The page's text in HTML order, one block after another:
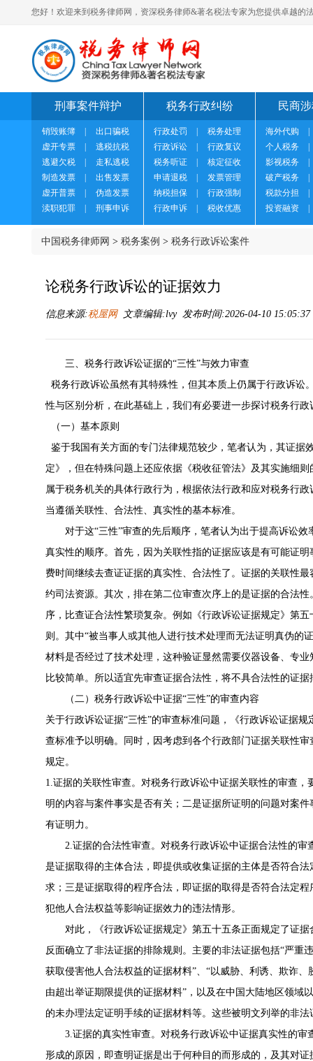
您好！欢迎来到税务律师网，资深税务律师&著名税法专家为您提供卓越的
刑事案件辩护
销毁账簿
出口骗税
虚开专票
逃税抗税
逃避欠税
走私逃税
制造发票
出售发票
虚开普票
伪造发票
渎职犯罪
刑事申诉
税务行政纠纷
行政处罚
税务处理
行政诉讼
行政复议
税务听证
核定征收
申请退税
发票管理
纳税担保
行政强制
行政申诉
税收优惠
民商
海外代购
个人税务
影视税务
破产税务
税款分担
投资融资
中国税务律师网 > 税务案例 > 税务行政诉讼案件
论税务行政诉讼的证据效力
信息来源:税屋网文章编辑:lvy 发布时间:2026-04-10
三、税务行政诉讼证据的“三性”与效力审查
税务行政诉讼虽然有其特殊性，但其本质上仍属于行政诉讼
性与区别分析，在此基础上，我们有必要进一步探讨税务行政
（一）基本原则
鉴于我国有关方面的专门法律规范较少，笔者认为，其证据
定》，但在特殊问题上还应依据《税收征管法》及其实施细
属于税务机关的具体行政行为，根据依法行政和应对税务行
当遵循关联性、合法性、真实性的基本标准。
对于这“三性”审查的先后顺序，笔者认为出于提高诉讼
真实性的顺序。首先，因为关联性指的证据应该是有可能证
费时间继续去查证证据的真实性、合法性了。证据的关联性
约司法资源。其次，排在第二位审查次序上的是证据的合法
序，比查证合法性繁琐复杂。例如《行政诉讼证据规定》第
则。其中“被当事人或其他人进行技术处理而无法证明真伪的
材料是否经过了技术处理，这种验证显然需要仪器设备、专
比较简单。所以适宜先审查证据合法性，将不具合法性的证
（二）税务行政诉讼中证据“三性”的审查内容
关于行政诉讼证据“三性”的审查标准问题，《行政诉讼证据
查标准予以明确。同时，因考虑到各个行政部门证据关联性
规定。
1.证据的关联性审查。对税务行政诉讼中证据关联性的审查
明的内容与案件事实是否有关；二是证据所证明的问题对案
有证明力。
2.证据的合法性审查。对税务行政诉讼中证据合法性的
是证据取得的主体合法，即提供或收集证据的主体是否符合
求；三是证据取得的程序合法，即证据的取得是否符合法定
犯他人合法权益等影响证据效力的违法情形。
对此，《行政诉讼证据规定》第五十五条正面规定了证
反面确立了非法证据的排除规则。主要的非法证据包括“严重
获取侵害他人合法权益的证据材料”、“以威胁、利诱、欺诈
由超出举证期限提供的证据材料”，以及在中国大陆地区领域
的未办理法定证明手续的证据材料等。这些被明文列举的非
3.证据的真实性审查。对税务行政诉讼中证据真实性的
形成的原因，即查明证据是出于何种目的而形成的，及其对